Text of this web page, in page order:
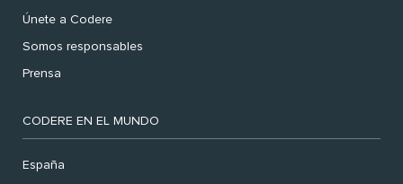
Únete a Codere
Somos responsables
Prensa
CODERE EN EL MUNDO
España